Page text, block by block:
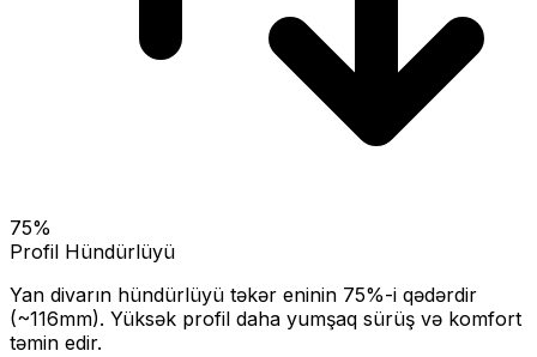
75%
Profil Hündürlüyü
Yan divarın hündürlüyü təkər eninin 75%-i qədərdir
(~116mm). Yüksək profil daha yumşaq sürüş və komfort
təmin edir.